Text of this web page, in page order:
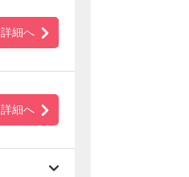
詳細へ
詳細へ